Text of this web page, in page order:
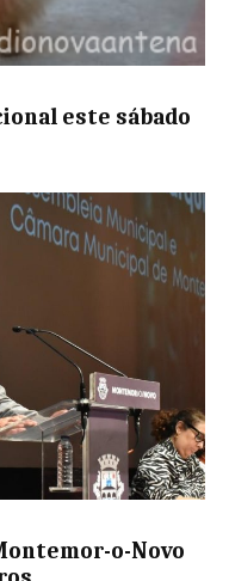
este sábado
o-Novo